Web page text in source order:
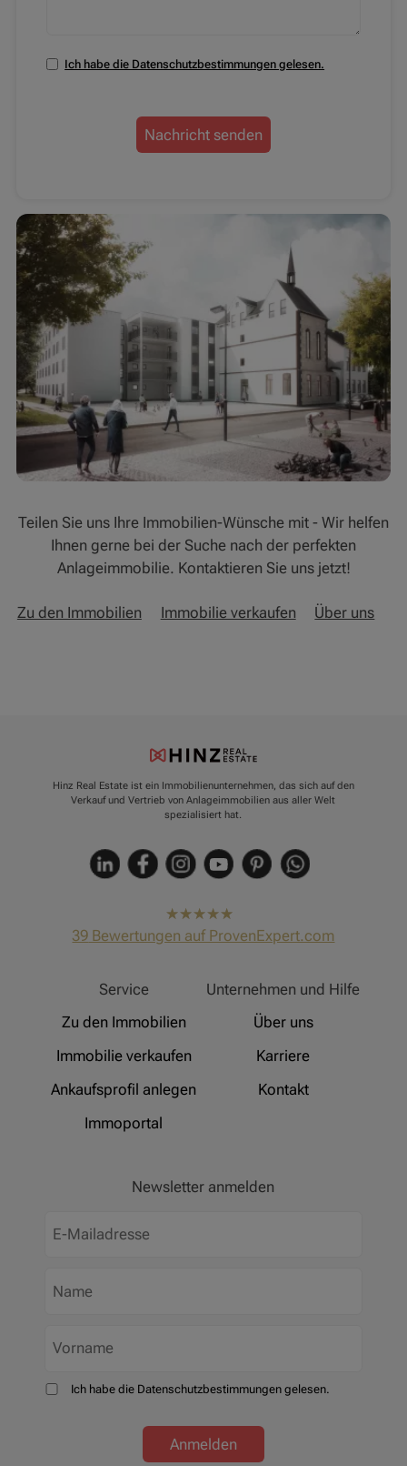
Ich habe die Datenschutzbestimmungen gelesen.
Nachricht senden
Teilen Sie uns Ihre Immobilien-Wünsche mit - Wir helfen
Ihnen gerne bei der Suche nach der perfekten
Anlageimmobilie. Kontaktieren Sie uns jetzt!
Zu den Immobilien Immobilie verkaufen Über uns
Hinz Real Estate ist ein Immobilienunternehmen, das sich auf den
Verkauf und Vertrieb von Anlageimmobilien aus aller Welt
spezialisiert hat.
hat4,91
von5
39 Bewertungen auf ProvenExpert.com
Service
Zu den Immobilien
Immobilie verkaufen
Ankaufsprofil anlegen
Immoportal
Unternehmen und Hilfe
Über uns
Karriere
Kontakt
Newsletter anmelden
Ich habe die Datenschutzbestimmungen gelesen.
Anmelden